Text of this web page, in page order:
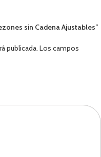
sin Cadena Ajustables”
publicada. Los campos